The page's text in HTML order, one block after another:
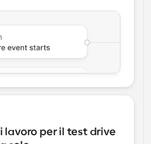
lavoro per il test drive